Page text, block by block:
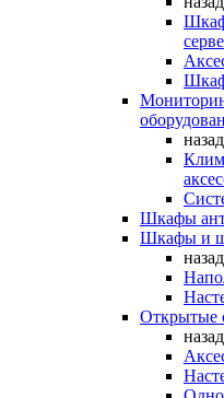
назад
Шкафы
Шкафы и
назад
Открытые
назад